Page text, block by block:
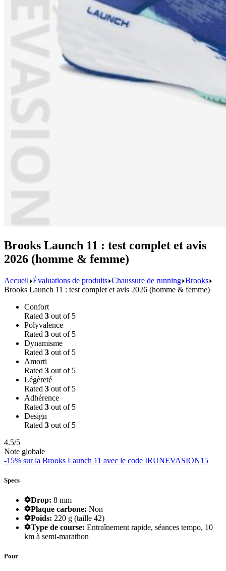
Brooks Launch 11 : test complet et avis
2026 (homme & femme)
Accueil Évaluations de produits Chaussure de running Brooks
Brooks Launch 11 : test complet et avis 2026 (homme & femme)
Confort
Rated 3 out of 5
Polyvalence
Rated 3 out of 5
Dynamisme
Rated 3 out of 5
Amorti
Rated 3 out of 5
Légèreté
Rated 3 out of 5
Adhérence
Rated 3 out of 5
Design
Rated 3 out of 5
4.5/5
Note globale
-15% sur la Brooks Launch 11 avec le code IRUNEVASION15
Specs
Drop: 8 mm
Plaque carbone: Non
Poids: 220 g (taille 42)
Type de course: Entraînement rapide, séances tempo, 10
km à semi-marathon
Pour